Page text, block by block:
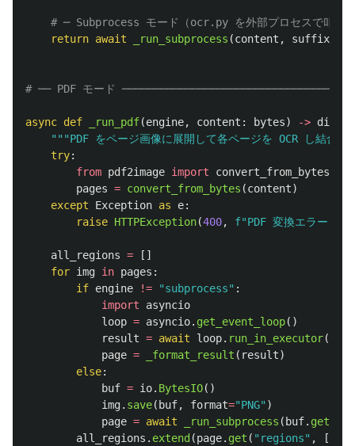
return await _run_subprocess (content , suffix
async def _run_pdf(engine, content : bytes) -> dict
"""PDF をページ画像に展開して各ページを OCR し結合す
try:
from pdf2image import
convert_from_bytes
pages = convert_from_bytes (content)
except
Exception as e:
raise HTTPException(400, f"PDF 変換エラー:
all_regions =
[]
for img in pages :
if engine != "subprocess" :
import
asyncio
loop = asyncio. get_event_loop()
result = await loop. run_in_executor(
page = _format_result ( result)
else:
buf = io. BytesIO()
img. save( buf, format="PNG" )
page = await _run_subprocess ( buf.
all_regions . extend (page. get ( " regions" , []))